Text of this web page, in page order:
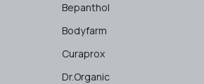
Bepanthol
Bodyfarm
Curaprox
Dr.Organic